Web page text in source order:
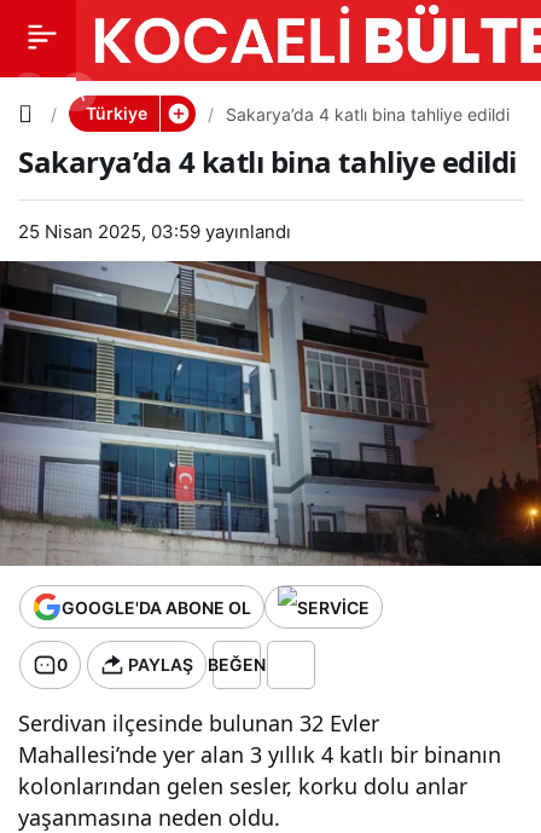
Türkiye Sakarya’da 4 katlı bina tahliye edildi
Sakarya’da 4 katlı bina tahliye edildi
25 Nisan 2025, 03:59 yayınlandı
GOOGLE'DA ABONE OL
0 PAYLAŞ BEĞEN
Serdivan ilçesinde bulunan 32 Evler
Mahallesi’nde yer alan 3 yıllık 4 katlı bir binanın
kolonlarından gelen sesler, korku dolu anlar
yaşanmasına neden oldu.
Sakarya’d
a 4 katlı
bina
tahliye
edildi
PAYLAŞ